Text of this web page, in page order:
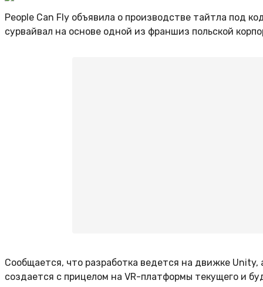
People Can Fly объявила о производстве тайтла под
сурвайвал на основе одной из франшиз польской
Сообщается, что разработка ведется на движке Unity,
создается с прицелом на VR-платформы текущего и